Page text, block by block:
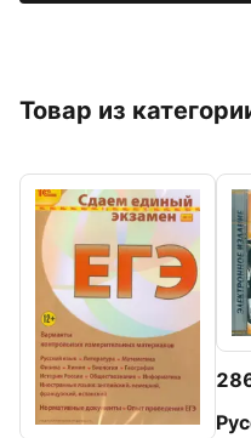
Товар из